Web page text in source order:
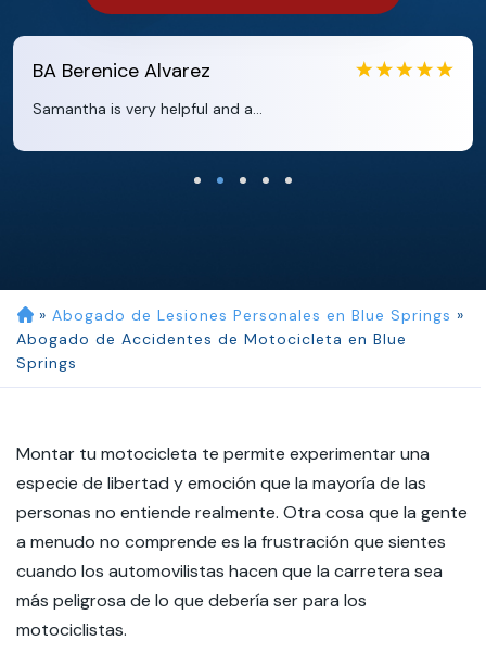
EB Eboni Bowie
Clara extremely helpful and ve...
» Abogado de Lesiones Personales en Blue Springs »
Abogado de Accidentes de Motocicleta en Blue
Springs
Montar tu motocicleta te permite experimentar una
especie de libertad y emoción que la mayoría de las
personas no entiende realmente. Otra cosa que la gente
a menudo no comprende es la frustración que sientes
cuando los automovilistas hacen que la carretera sea
más peligrosa de lo que debería ser para los
motociclistas.